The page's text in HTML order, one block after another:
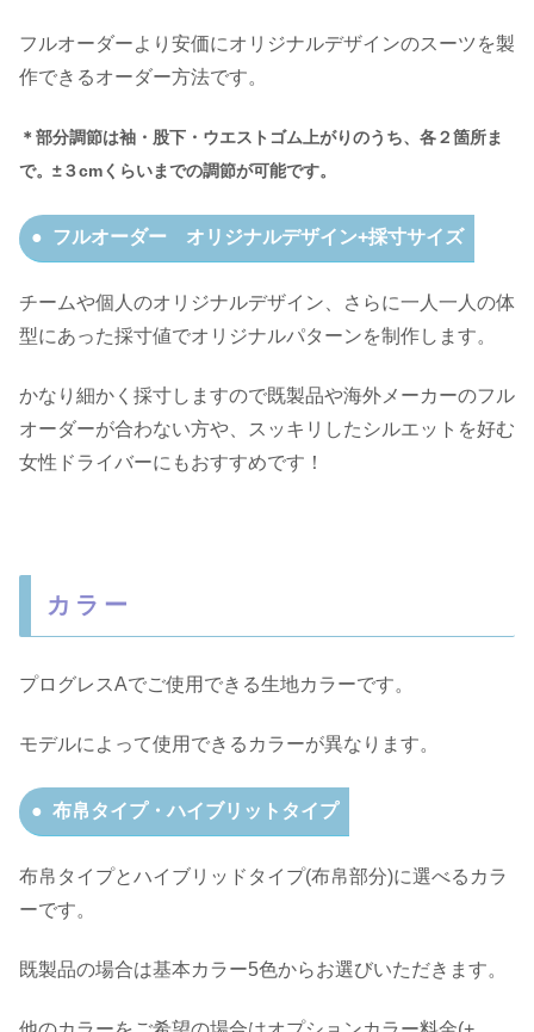
フルオーダーより安価にオリジナルデザインのスーツを製
作できるオーダー方法です。
＊部分調節は袖・股下・ウエストゴム上がりのうち、各２箇所ま
で。 ±３cmくらいまでの調節が可能です。
フルオーダー オリジナルデザイン+採寸サイズ
チームや個人のオリジナルデザイン、さらに一人一人の体
型にあった採寸値でオリジナルパターンを制作します。
かなり細かく採寸しますので既製品や海外メーカーのフル
オーダーが合わない方や、スッキリしたシルエットを好む
女性ドライバーにもおすすめです！
カラー
プログレスAでご使用できる生地カラーです。
モデルによって使用できるカラーが異なります。
布帛タイプ・ハイブリットタイプ
布帛タイプとハイブリッドタイプ(布帛部分)に選べるカラ
ーです。
既製品の場合は基本カラー5色からお選びいただきます。